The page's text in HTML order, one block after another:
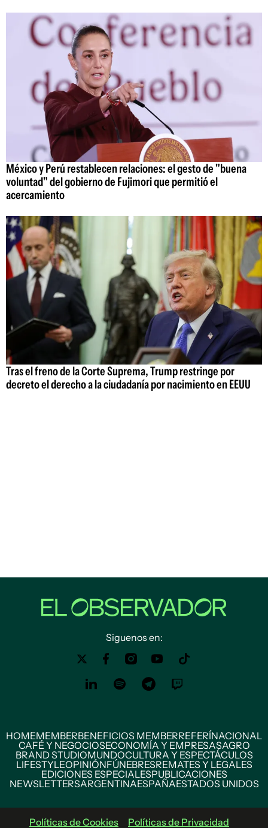
México y Perú restablecen relaciones: el gesto de "buena
voluntad" del gobierno de Fujimori que permitió el
acercamiento
Tras el freno de la Corte Suprema, Trump restringe por
decreto el derecho a la ciudadanía por nacimiento en EEUU
Siguenos en:
HOMEMEMBERBENEFICIOS MEMBERREFERÍNACIONAL
CAFÉ Y NEGOCIOSECONOMÍA Y EMPRESASAGRO
BRAND STUDIOMUNDOCULTURA Y ESPECTÁCULOS
LIFESTYLEOPINIÓNFÚNEBRESREMATES Y LEGALES
EDICIONES ESPECIALESPUBLICACIONES
NEWSLETTERSARGENTINAESPAÑAESTADOS UNIDOS
Políticas de Cookies Políticas de Privacidad